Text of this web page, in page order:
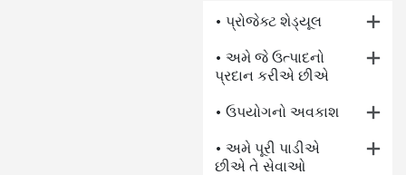
• પ્રોજેક્ટ શેડ્યૂલ
• અમે જે ઉત્પાદનો
પ્રદાન કરીએ છીએ
• ઉપયોગનો અવકાશ
• અમે પૂરી પાડીએ
છીએ તે સેવાઓ